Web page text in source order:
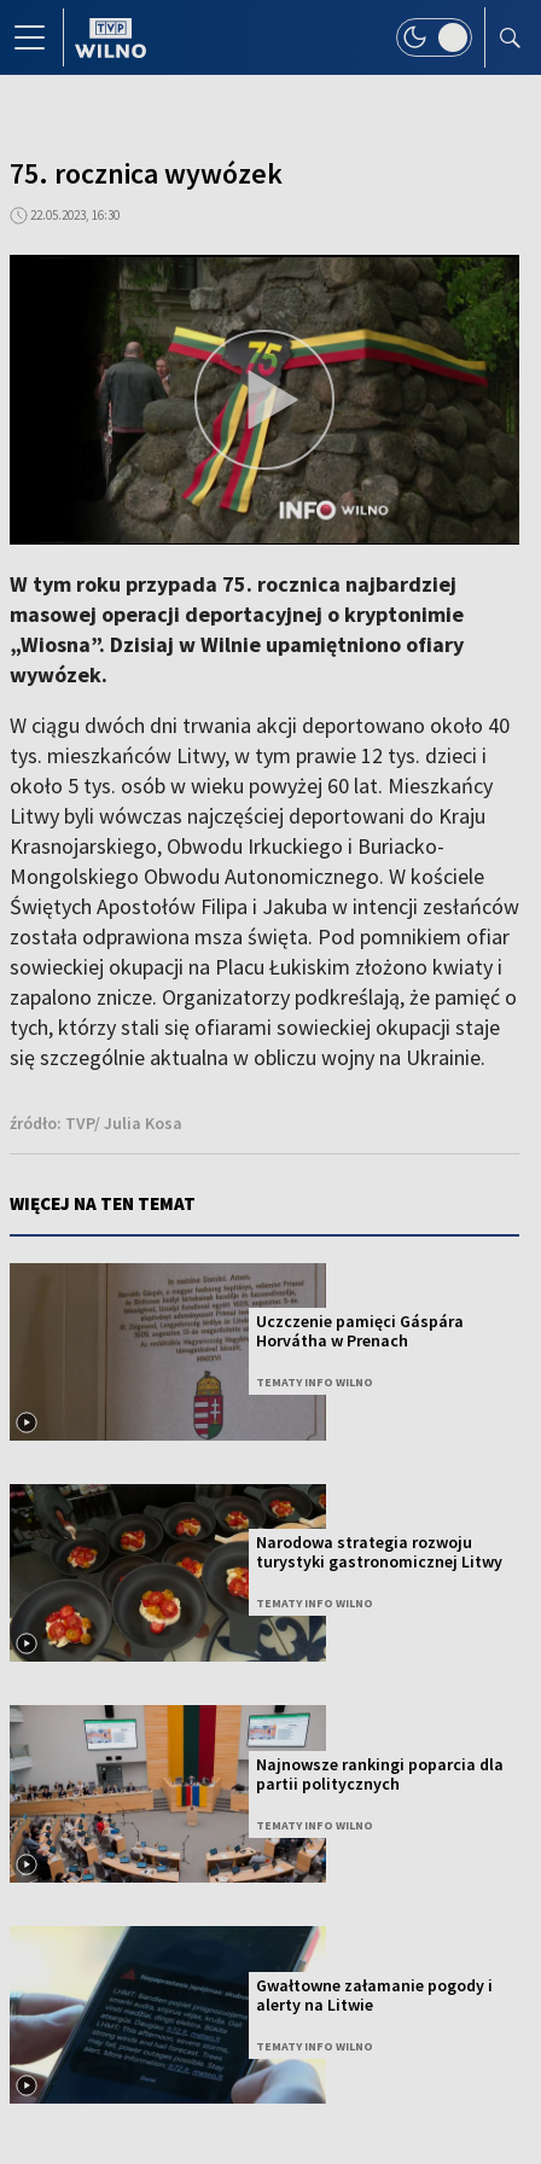
75. rocznica wywózek
22.05.2023, 16:30
W tym roku przypada 75. rocznica najbardziej
masowej operacji deportacyjnej o kryptonimie
„Wiosna”. Dzisiaj w Wilnie upamiętniono ofiary
wywózek.
W ciągu dwóch dni trwania akcji deportowano około 40
tys. mieszkańców Litwy, w tym prawie 12 tys. dzieci i
około 5 tys. osób w wieku powyżej 60 lat. Mieszkańcy
Litwy byli wówczas najczęściej deportowani do Kraju
Krasnojarskiego, Obwodu Irkuckiego i Buriacko-
Mongolskiego Obwodu Autonomicznego. W kościele
Świętych Apostołów Filipa i Jakuba w intencji zesłańców
została odprawiona msza święta. Pod pomnikiem ofiar
sowieckiej okupacji na Placu Łukiskim złożono kwiaty i
zapalono znicze. Organizatorzy podkreślają, że pamięć o
tych, którzy stali się ofiarami sowieckiej okupacji staje
się szczególnie aktualna w obliczu wojny na Ukrainie.
źródło: TVP/ Julia Kosa
WIĘCEJ NA TEN TEMAT
Uczczenie pamięci Gáspára
Horvátha w Prenach
TEMATY INFO WILNO
Narodowa strategia rozwoju
turystyki gastronomicznej Litwy
TEMATY INFO WILNO
Najnowsze rankingi poparcia dla
partii politycznych
TEMATY INFO WILNO
Gwałtowne załamanie pogody i
alerty na Litwie
TEMATY INFO WILNO